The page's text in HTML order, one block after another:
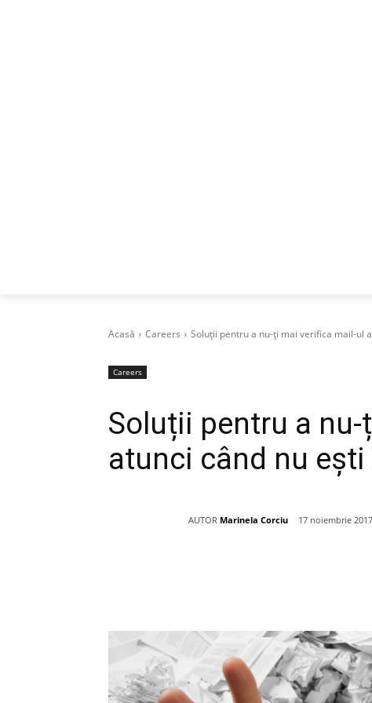
Acasă Careers Soluții pentru a nu-ți mai verifica mail-ul
Careers
Soluții pentru a
atunci când nu ești
AUTOR Marinela Corciu 17 noiembrie 2017